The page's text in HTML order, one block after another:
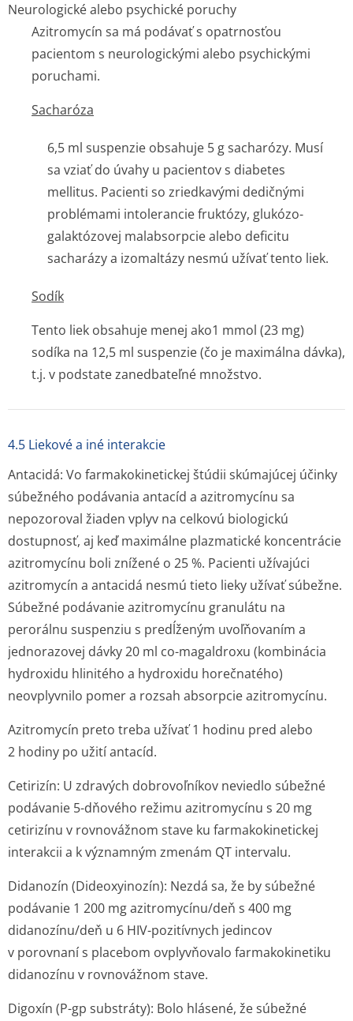
Neurologické alebo psychické poruchy
Azitromycín sa má podávať s opatrnosťou
pacientom s neurologickými alebo psychickými
poruchami.
Sacharóza
6,5 ml suspenzie obsahuje 5 g sacharózy. Musí
sa vziať do úvahy u pacientov s diabetes
mellitus. Pacienti so zriedkavými dedičnými
problémami intolerancie fruktózy, glukózo-
galaktózovej malabsorpcie alebo deficitu
sacharázy a izomaltázy nesmú užívať tento liek.
Sodík
Tento liek obsahuje menej ako1 mmol (23 mg)
sodíka na 12,5 ml suspenzie (čo je maximálna dávka),
t.j. v podstate zanedbateľné množstvo.
4.5 Liekové a iné interakcie
Antacidá: Vo farmakokinetickej štúdii skúmajúcej účinky
súbežného podávania antacíd a azitromycínu sa
nepozoroval žiaden vplyv na celkovú biologickú
dostupnosť, aj keď maximálne plazmatické koncentrácie
azitromycínu boli znížené o 25 %. Pacienti užívajúci
azitromycín a antacidá nesmú tieto lieky užívať súbežne.
Súbežné podávanie azitromycínu granulátu na
perorálnu suspenziu s predĺženým uvoľňovaním a
jednorazovej dávky 20 ml co-magaldroxu (kombinácia
hydroxidu hlinitého a hydroxidu horečnatého)
neovplyvnilo pomer a rozsah absorpcie azitromycínu.
Azitromycín preto treba užívať 1 hodinu pred alebo
2 hodiny po užití antacíd.
Cetirizín: U zdravých dobrovoľníkov neviedlo súbežné
podávanie 5-dňového režimu azitromycínu s 20 mg
cetirizínu v rovnovážnom stave ku farmakokinetickej
interakcii a k významným zmenám QT intervalu.
Didanozín (Dideoxyinozín): Nezdá sa, že by súbežné
podávanie 1 200 mg azitromycínu/deň s 400 mg
didanozínu/deň u 6 HIV-pozitívnych jedincov
v porovnaní s placebom ovplyvňovalo farmakokinetiku
didanozínu v rovnovážnom sta­ve.
Digoxín (P-gp substráty): Bolo hlásené, že súbežné